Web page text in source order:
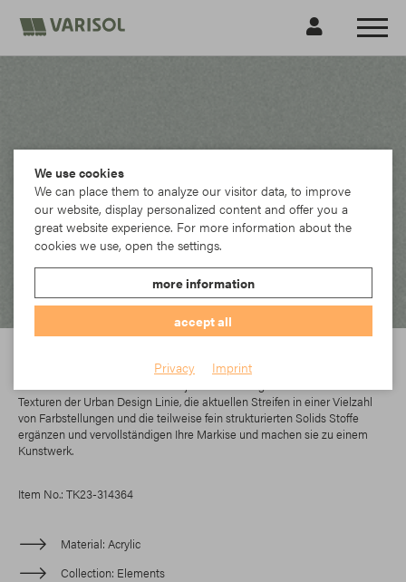
Texturen der Urban Design Linie, die aktuellen Streifen in einer Vielzahl
von Farbstellungen und die teilweise fein strukturierten Solids Stoffe
ergänzen und vervollständigen Ihre Markise und machen sie zu einem
Kunstwerk.
Item No.: TK23-314364
Material Acrylic
Collection Elements
We use cookies
We can place them to analyze our visitor data, to improve
our website, display personalized content and offer you a
great website experience. For more information about the
cookies we use, open the settings.
more information
accept all
Privacy Imprint